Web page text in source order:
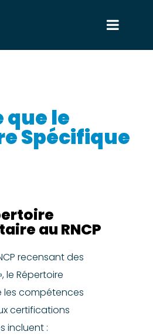
que le
Spécifique
au RNCP
recensant des
le Répertoire
les compétences
certifications
incluent :